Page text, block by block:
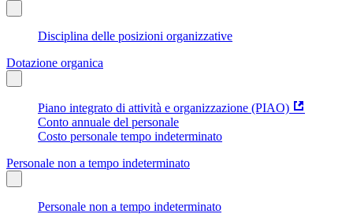
Disciplina delle posizioni organizzative
Dotazione organica
Piano integrato di attività e organizzazione (PIAO)
Conto annuale del personale
Costo personale tempo indeterminato
Personale non a tempo indeterminato
Personale non a tempo indeterminato